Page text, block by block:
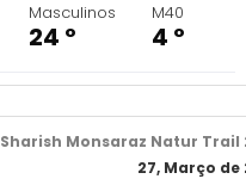
Masculinos
24 º
M40
4 º
Sharish Monsaraz Natur Trail
27, Março de